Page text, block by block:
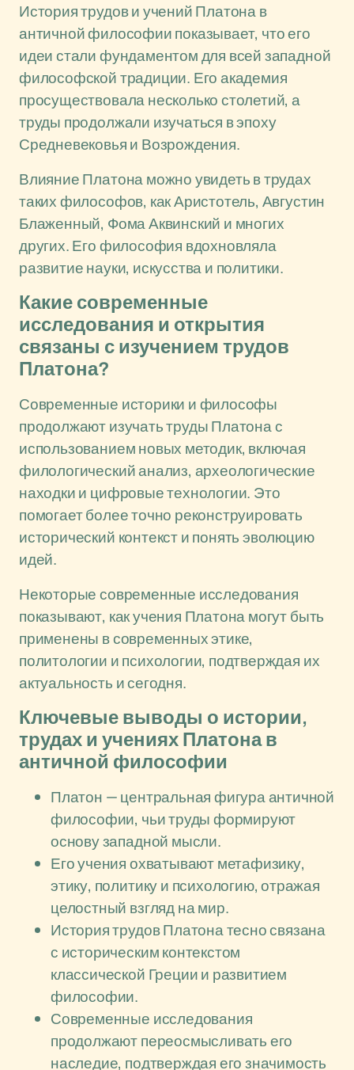
История трудов и учений Платона в
античной философии показывает, что его
идеи стали фундаментом для всей западной
философской традиции. Его академия
просуществовала несколько столетий, а
труды продолжали изучаться в эпоху
Средневековья и Возрождения.
Влияние Платона можно увидеть в трудах
таких философов, как Аристотель, Августин
Блаженный, Фома Аквинский и многих
других. Его философия вдохновляла
развитие науки, искусства и политики.
Какие современные
исследования и открытия
связаны с изучением трудов
Платона?
Современные историки и философы
продолжают изучать труды Платона с
использованием новых методик, включая
филологический анализ, археологические
находки и цифровые технологии. Это
помогает более точно реконструировать
исторический контекст и понять эволюцию
идей.
Некоторые современные исследования
показывают, как учения Платона могут быть
применены в современных этике,
политологии и психологии, подтверждая их
актуальность и сегодня.
Ключевые выводы о истории,
трудах и учениях Платона в
античной философии
Платон — центральная фигура античной
философии, чьи труды формируют
основу западной мысли.
Его учения охватывают метафизику,
этику, политику и психологию, отражая
целостный взгляд на мир.
История трудов Платона тесно связана
с историческим контекстом
классической Греции и развитием
философии.
Современные исследования
продолжают переосмысливать его
наследие, подтверждая его значимость